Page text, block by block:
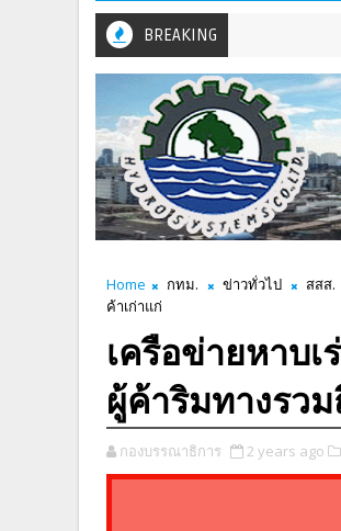
BREAKING
Home กทม. ข่าวทั่วไป สสส.
ค้าเก่าแก่
เครือข่ายหาบ
ผู้ค้าริมทางรว
กองบรรณาธิการ 2 years ago